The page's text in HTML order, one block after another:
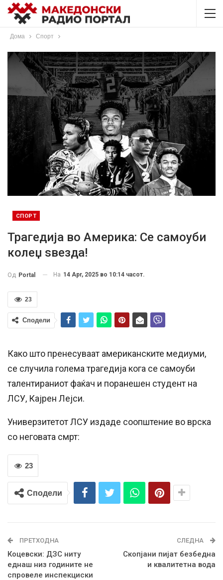
Дома Спорт
СПОРТ
Трагедија во Америка: Се самоуби
колеџ ѕвезда!
Од Portal На 14 Apr, 2025 во 10:14 часот.
23
Сподели
Како што пренесуваат американските медиуми,
се случила голема трагедија кога се самоуби
талентираниот фаќач и поранешен студент на
ЛСУ, Кајрен Лејси.
Универзитетот ЛСУ издаде соопштение во врска
со неговата смрт:
23
Сподели
ПРЕТХОДНА
Коцевски: ДЗС ниту
еднаш низ годините не
спровеле инспекциски
СЛЕДНА
Скопјани пијат безбедна
и квалитетна вода